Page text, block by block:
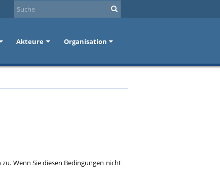
Akteure Organisation
Wenn Sie diesen Bedingungen nicht